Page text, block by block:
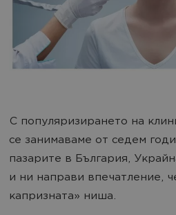
С популяризирането на
се занимаваме от седем
пазарите в България,
и ни направи впечатление,
капризната» ниша.